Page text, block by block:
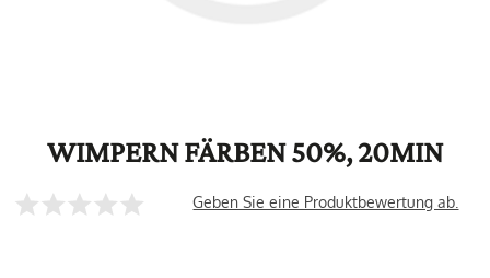
WIMPERN FÄRBEN 50%, 20MIN
Geben Sie eine Produktbewertung ab.